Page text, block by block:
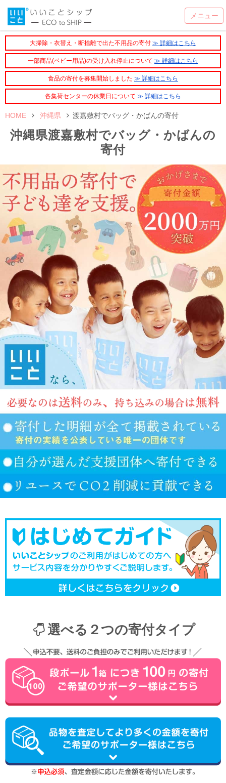
大掃除・衣替え・断捨離で出た不用品の寄付 ≫ 詳細はこちら
一部商品(ベビー用品)の受け入れ停止について ≫ 詳細はこちら
食品の寄付を募集開始しました ≫ 詳細はこちら
各集荷センターの休業日について ≫ 詳細はこちら
HOME 沖縄県 渡嘉敷村でバッグ・かばんの寄付
沖縄県渡嘉敷村でバッグ・かばんの
寄付
選べる２つの寄付タイプ